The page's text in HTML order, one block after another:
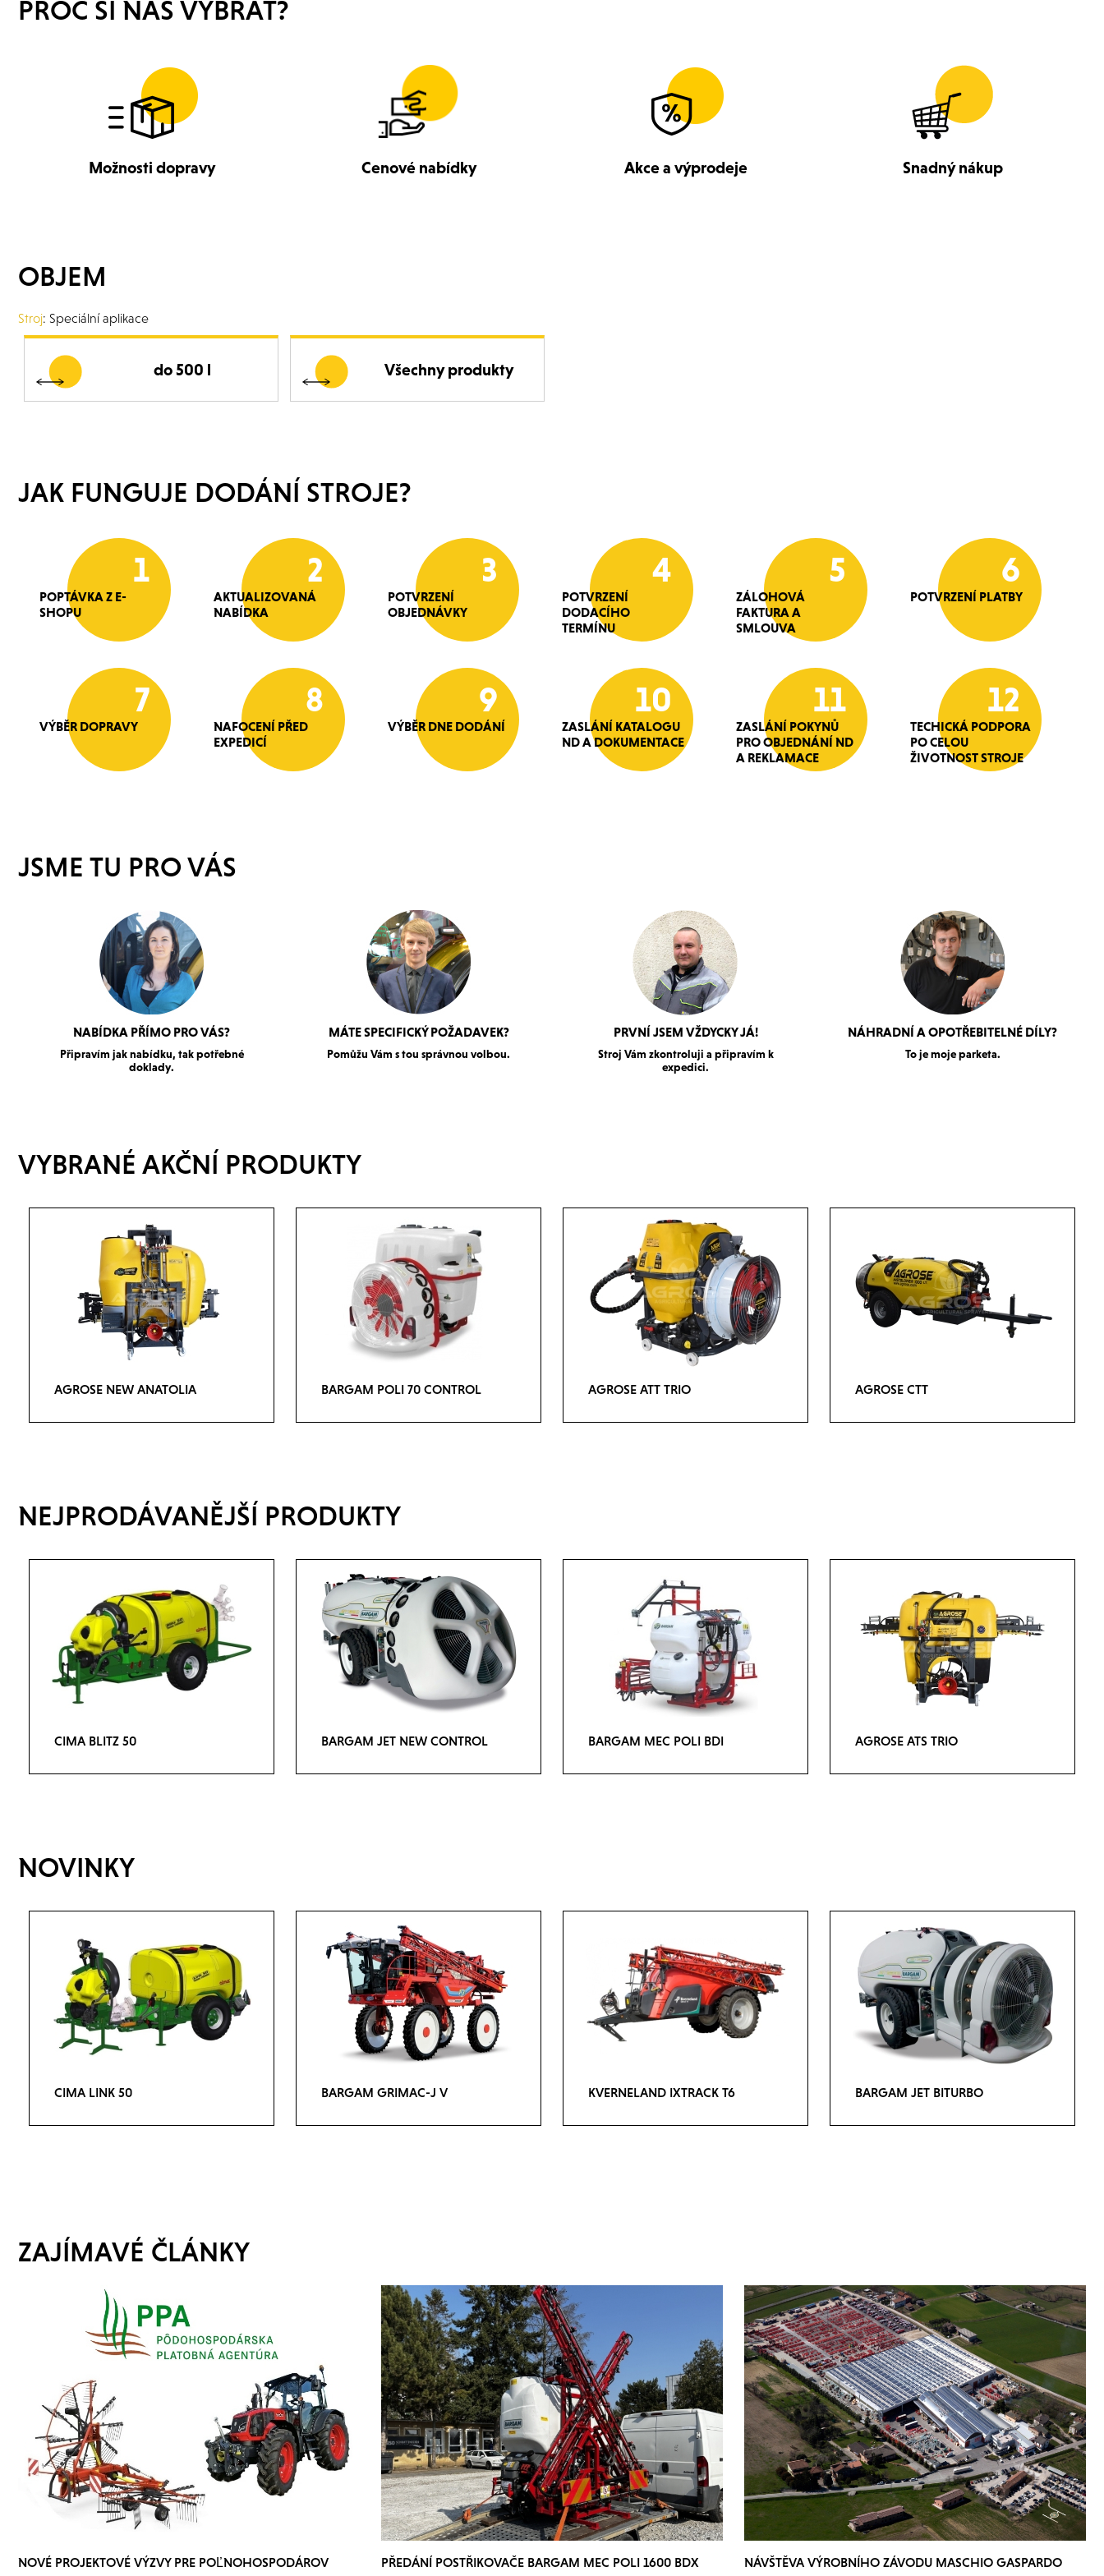
PROČ SI NÁS VYBRAT?
Možnosti dopravy Cenové nabídky Akce a výprodeje Snadný nákup
OBJEM
Stroj: Speciální aplikace
do 500 l Všechny produkty
JAK FUNGUJE DODÁNÍ STROJE?
1
POPTÁVKA Z E-
SHOPU
2
AKTUALIZOVANÁ
NABÍDKA
3
POTVRZENÍ
OBJEDNÁVKY
4
POTVRZENÍ
DODACÍHO
TERMÍNU
5
ZÁLOHOVÁ
FAKTURA A
SMLOUVA
6
POTVRZENÍ PLATBY
7
VÝBĚR DOPRAVY
8
NAFOCENÍ PŘED
EXPEDICÍ
9
VÝBĚR DNE DODÁNÍ
10
ZASLÁNÍ KATALOGU
ND A DOKUMENTACE
11
ZASLÁNÍ POKYNŮ
PRO OBJEDNÁNÍ ND
A REKLAMACE
12
TECHICKÁ PODPORA
PO CELOU
ŽIVOTNOST STROJE
JSME TU PRO VÁS
NABÍDKA PŘÍMO PRO VÁS?
Připravím jak nabídku, tak potřebné
doklady.
MÁTE SPECIFICKÝ POŽADAVEK?
Pomůžu Vám s tou správnou volbou.
PRVNÍ JSEM VŽDYCKY JÁ!
Stroj Vám zkontroluji a připravím k
expedici.
NÁHRADNÍ A OPOTŘEBITELNÉ DÍLY?
To je moje parketa.
VYBRANÉ AKČNÍ PRODUKTY
AGROSE NEW ANATOLIA BARGAM POLI 70 CONTROL AGROSE ATT TRIO AGROSE CTT
NEJPRODÁVANĚJŠÍ PRODUKTY
CIMA BLITZ 50 BARGAM JET NEW CONTROL BARGAM MEC POLI BDI AGROSE ATS TRIO
NOVINKY
CIMA LINK 50 BARGAM GRIMAC-J V KVERNELAND IXTRACK T6 BARGAM JET BITURBO
ZAJÍMAVÉ ČLÁNKY
NOVÉ PROJEKTOVÉ VÝZVY PRE POĽNOHOSPODÁROV PŘEDÁNÍ POSTŘIKOVAČE BARGAM MEC POLI 1600 BDX NÁVŠTĚVA VÝROBNÍHO ZÁVODU MASCHIO GASPARDO